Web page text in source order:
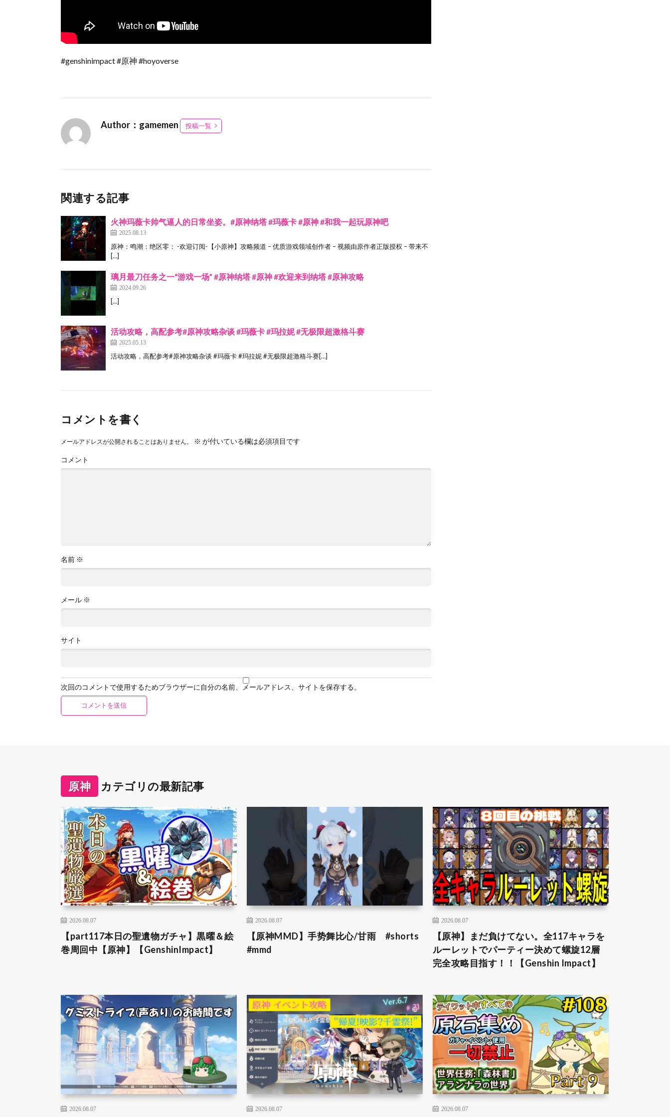
#genshinimpact #原神 #hoyoverse
Author：gamemen 投稿一覧
関連する記事
火神玛薇卡帅气逼人的日常坐姿。#原神纳塔 #玛薇卡 #原神 #和我一起玩原神吧
2025.08.13
原神：鸣潮：绝区零： -欢迎订阅-【小原神】攻略频道 – 优质游戏领域创作者 – 视频由原作者正版授权 – 带来不
[…]
璃月最刀任务之一“游戏一场” #原神纳塔 #原神 #欢迎来到纳塔 #原神攻略
2024.09.26
[…]
活动攻略，高配参考#原神攻略杂谈 #玛薇卡 #玛拉妮 #无极限超激格斗赛
2025.05.13
活动攻略，高配参考#原神攻略杂谈 #玛薇卡 #玛拉妮 #无极限超激格斗赛[…]
コメントを書く
メールアドレスが公開されることはありません。 ※ が付いている欄は必須項目です
コメント
名前 ※
メール ※
サイト
次回のコメントで使用するためブラウザーに自分の名前、メールアドレス、サイトを保存する。
原神 カテゴリの最新記事
2026.08.07
【part117本日の聖遺物ガチャ】黒曜＆絵
巻周回中【原神】【GenshinImpact】
2026.08.07
【原神MMD】手势舞比心/甘雨 #shorts
#mmd
2026.08.07
【原神】まだ負けてない。全117キャラを
ルーレットでパーティー決めて螺旋12層
完全攻略目指す！！【Genshin Impact】
2026.08.07 2026.08.07 2026.08.07